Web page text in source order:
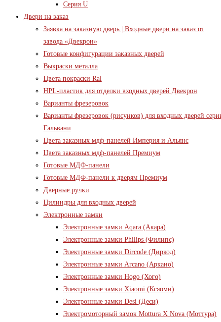
Серия U
Двери на заказ
Заявка на заказную дверь | Входные двери на заказ от
завода «Двекрон»
Готовые конфигурации заказных дверей
Выкраски металла
Цвета покраски Ral
HPL-пластик для отделки входных дверей Двекрон
Варианты фрезеровок
Варианты фрезеровок (рисунков) для входных дверей
Гальвани
Цвета заказных мдф-панелей Империя и Альянс
Цвета заказных мдф-панелей Премиум
Готовые МДФ-панели
Готовые МДФ-панели к дверям Премиум
Дверные ручки
Цилиндры для входных дверей
Электронные замки
Электронные замки Aqara (Акара)
Электронные замки Philips (Филипс)
Электронные замки Dircode (Диркод)
Электронные замки Arcano (Аркано)
Электронные замки Hogo (Хого)
Электронные замки Xiaomi (Ксяоми)
Электронные замки Desi (Деси)
Электромоторный замок Mottura X Nova (Моттура)